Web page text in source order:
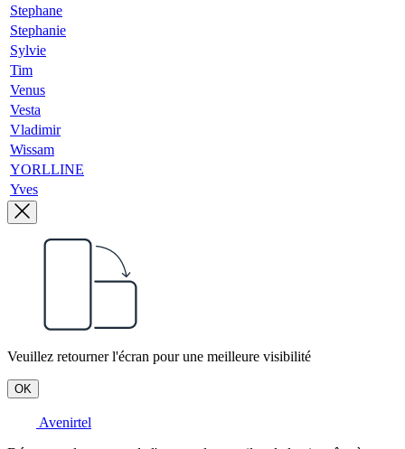
Stephane
Stephanie
Sylvie
Tim
Venus
Vesta
Vladimir
Wissam
YORLLINE
Yves
Veuillez retourner l'écran pour une meilleure visibilité
OK
Avenirtel